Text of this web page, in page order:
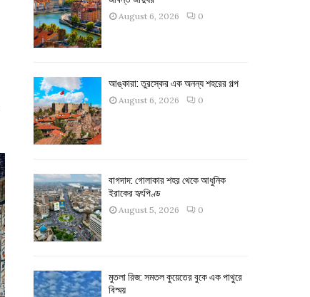
August 6, 2026 0
আঙ্কারা: তুরস্কের এক অনন্য শহরের গল্প
August 6, 2026 0
বাগদাদ: গোলাকার শহর থেকে আধুনিক
ইরাকের হৃৎপিণ্ড
August 5, 2026 0
মুতলা রিজ: সমতল কুয়েতের বুকে এক পাথুরে
বিস্ময়